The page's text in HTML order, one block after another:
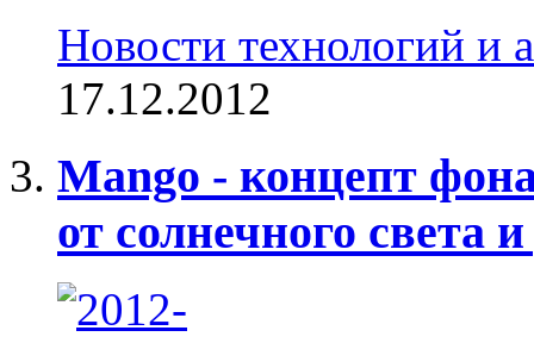
Новости технологий и
17.12.2012
Mango - концепт
от солнечного света